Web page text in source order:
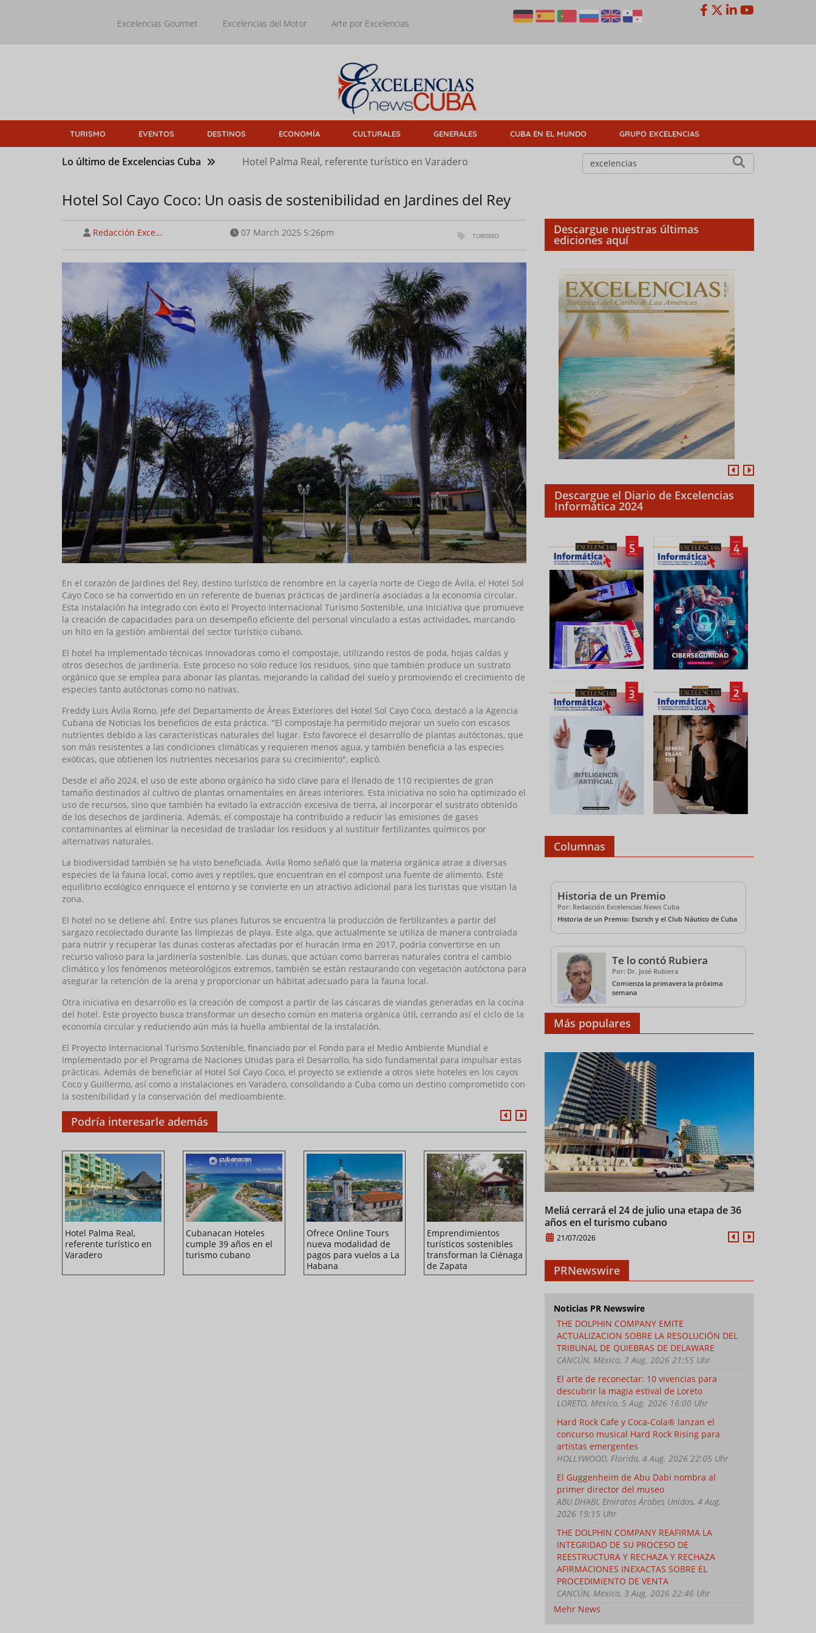
Excelencias Gourmet Excelencias del Motor Arte por Excelencias
TURISMO EVENTOS DESTINOS ECONOMÍA CULTURALES GENERALES CUBA EN EL MUNDO GRUPO EXCELENCIAS
Lo último de Excelencias Cuba Hotel Palma Real, referente turístico en Varadero
Hotel Sol Cayo Coco: Un oasis de sostenibilidad en Jardines del Rey
Redacción Exce… 07 March 2025 5:26pm TURISMO
En el corazón de Jardines del Rey, destino turístico de renombre en la cayería norte de Ciego de Ávila, el Hotel Sol
Cayo Coco se ha convertido en un referente de buenas prácticas de jardinería asociadas a la economía circular.
Esta instalación ha integrado con éxito el Proyecto Internacional Turismo Sostenible, una iniciativa que promueve
la creación de capacidades para un desempeño eficiente del personal vinculado a estas actividades, marcando
un hito en la gestión ambiental del sector turístico cubano.
El hotel ha implementado técnicas innovadoras como el compostaje, utilizando restos de poda, hojas caídas y
otros desechos de jardinería. Este proceso no solo reduce los residuos, sino que también produce un sustrato
orgánico que se emplea para abonar las plantas, mejorando la calidad del suelo y promoviendo el crecimiento de
especies tanto autóctonas como no nativas.
Freddy Luis Ávila Romo, jefe del Departamento de Áreas Exteriores del Hotel Sol Cayo Coco, destacó a la Agencia
Cubana de Noticias los beneficios de esta práctica. "El compostaje ha permitido mejorar un suelo con escasos
nutrientes debido a las características naturales del lugar. Esto favorece el desarrollo de plantas autóctonas, que
son más resistentes a las condiciones climáticas y requieren menos agua, y también beneficia a las especies
exóticas, que obtienen los nutrientes necesarios para su crecimiento", explicó.
Desde el año 2024, el uso de este abono orgánico ha sido clave para el llenado de 110 recipientes de gran
tamaño destinados al cultivo de plantas ornamentales en áreas interiores. Esta iniciativa no solo ha optimizado el
uso de recursos, sino que también ha evitado la extracción excesiva de tierra, al incorporar el sustrato obtenido
de los desechos de jardinería. Además, el compostaje ha contribuido a reducir las emisiones de gases
contaminantes al eliminar la necesidad de trasladar los residuos y al sustituir fertilizantes químicos por
alternativas naturales.
La biodiversidad también se ha visto beneficiada. Ávila Romo señaló que la materia orgánica atrae a diversas
especies de la fauna local, como aves y reptiles, que encuentran en el compost una fuente de alimento. Este
equilibrio ecológico enriquece el entorno y se convierte en un atractivo adicional para los turistas que visitan la
zona.
El hotel no se detiene ahí. Entre sus planes futuros se encuentra la producción de fertilizantes a partir del
sargazo recolectado durante las limpiezas de playa. Este alga, que actualmente se utiliza de manera controlada
para nutrir y recuperar las dunas costeras afectadas por el huracán Irma en 2017, podría convertirse en un
recurso valioso para la jardinería sostenible. Las dunas, que actúan como barreras naturales contra el cambio
climático y los fenómenos meteorológicos extremos, también se están restaurando con vegetación autóctona para
asegurar la retención de la arena y proporcionar un hábitat adecuado para la fauna local.
Otra iniciativa en desarrollo es la creación de compost a partir de las cáscaras de viandas generadas en la cocina
del hotel. Este proyecto busca transformar un desecho común en materia orgánica útil, cerrando así el ciclo de la
economía circular y reduciendo aún más la huella ambiental de la instalación.
El Proyecto Internacional Turismo Sostenible, financiado por el Fondo para el Medio Ambiente Mundial e
implementado por el Programa de Naciones Unidas para el Desarrollo, ha sido fundamental para impulsar estas
prácticas. Además de beneficiar al Hotel Sol Cayo Coco, el proyecto se extiende a otros siete hoteles en los cayos
Coco y Guillermo, así como a instalaciones en Varadero, consolidando a Cuba como un destino comprometido con
la sostenibilidad y la conservación del medioambiente.
Podría interesarle además
Hotel Palma Real,
referente turístico en
Varadero
Cubanacan Hoteles
cumple 39 años en el
turismo cubano
Ofrece Online Tours
nueva modalidad de
pagos para vuelos a La
Habana
Emprendimientos
turísticos sostenibles
transforman la Ciénaga
de Zapata
Cuba mantiene hoteles
abiertos y operativos
Grand Memories Santa
Maria, una escapada al
Descargue nuestras últimas
ediciones aquí
Descargue el Diario de Excelencias
Informática 2024
Columnas
Historia de un Premio
Por: Redacción Excelencias News Cuba
Historia de un Premio: Escrich y el Club Náutico de Cuba
Te lo contó Rubiera
Por: Dr. José Rubiera
Comienza la primavera la próxima
semana
Más populares
Meliá cerrará el 24 de julio una etapa de 36
años en el turismo cubano
21/07/2026
PRNewswire
Noticias PR Newswire
THE DOLPHIN COMPANY EMITE
ACTUALIZACION SOBRE LA RESOLUCIÓN DEL
TRIBUNAL DE QUIEBRAS DE DELAWARE
CANCÚN, México, 7 Aug. 2026 21:55 Uhr
El arte de reconectar: 10 vivencias para
descubrir la magia estival de Loreto
LORETO, Mexico, 5 Aug. 2026 16:00 Uhr
Hard Rock Cafe y Coca-Cola® lanzan el
concurso musical Hard Rock Rising para
artistas emergentes
HOLLYWOOD, Florida, 4 Aug. 2026 22:05 Uhr
El Guggenheim de Abu Dabi nombra al
primer director del museo
ABU DHABI, Emiratos Árabes Unidos, 4 Aug.
2026 19:15 Uhr
THE DOLPHIN COMPANY REAFIRMA LA
INTEGRIDAD DE SU PROCESO DE
REESTRUCTURA Y RECHAZA Y RECHAZA
AFIRMACIONES INEXACTAS SOBRE EL
PROCEDIMIENTO DE VENTA
CANCÚN, Mexico, 3 Aug. 2026 22:46 Uhr
Mehr News